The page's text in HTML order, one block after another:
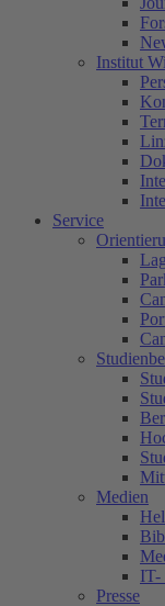
Institut
Service
Medien
IT-
Presse